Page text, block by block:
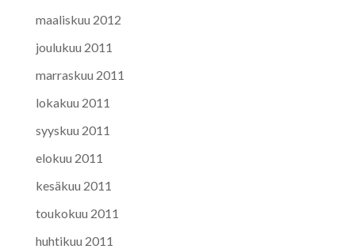
maaliskuu 2012
joulukuu 2011
marraskuu 2011
lokakuu 2011
syyskuu 2011
elokuu 2011
kesäkuu 2011
toukokuu 2011
huhtikuu 2011